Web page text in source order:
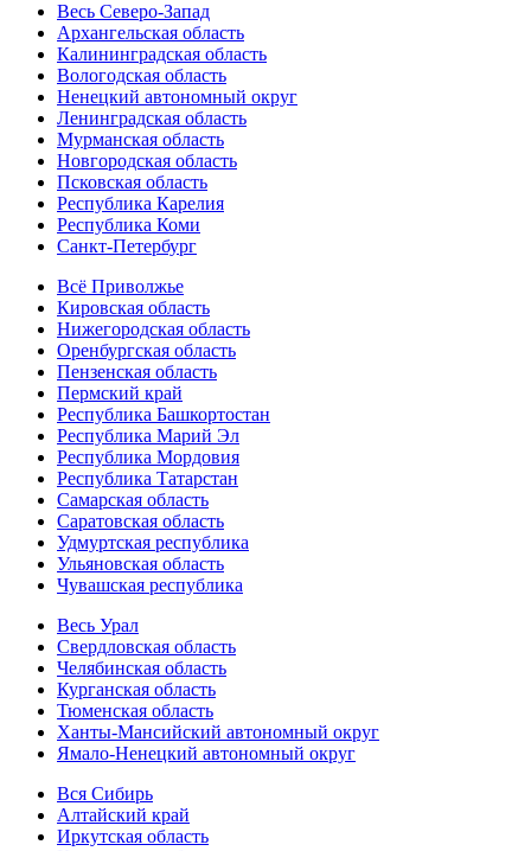
Весь Северо-Запад
Архангельская область
Калининградская область
Вологодская область
Ненецкий автономный округ
Ленинградская область
Мурманская область
Новгородская область
Псковская область
Республика Карелия
Республика Коми
Санкт-Петербург
Всё Приволжье
Кировская область
Нижегородская область
Оренбургская область
Пензенская область
Пермский край
Республика Башкортостан
Республика Марий Эл
Республика Мордовия
Республика Татарстан
Самарская область
Саратовская область
Удмуртская республика
Ульяновская область
Чувашская республика
Весь Урал
Свердловская область
Челябинская область
Курганская область
Тюменская область
Ханты-Мансийский автономный округ
Ямало-Ненецкий автономный округ
Вся Сибирь
Алтайский край
Иркутская область